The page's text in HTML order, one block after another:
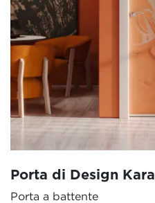
Porta di Design Kara
Porta a battente